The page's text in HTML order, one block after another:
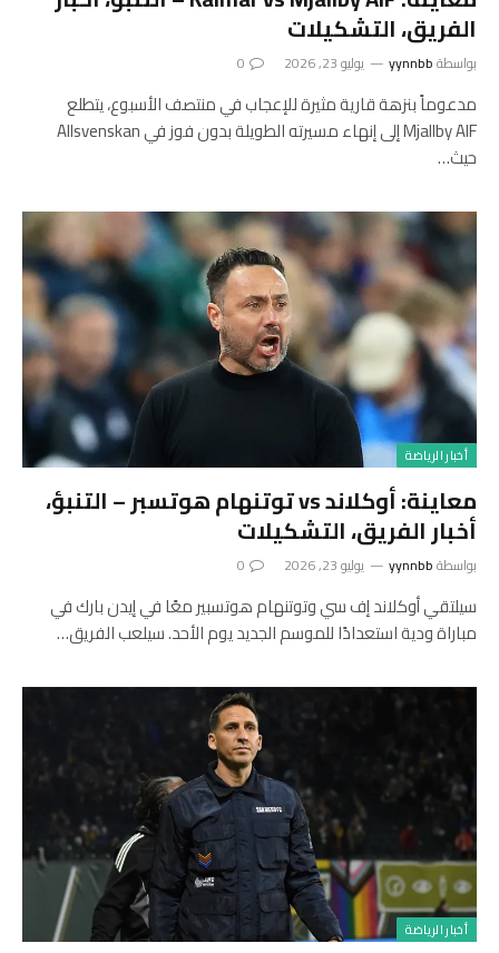
الفريق، التشكيلات
بواسطةyynnbb يوليو 23, 2026 0
مدعوماً بنزهة قارية مثيرة للإعجاب في منتصف الأسبوع، يتطلع
Mjallby AIF إلى إنهاء مسيرته الطويلة بدون فوز في Allsvenskan
حيث…
أخبار الرياضة
معاينة: أوكلاند vs توتنهام هوتسبر – التنبؤ،
أخبار الفريق، التشكيلات
بواسطةyynnbb يوليو 23, 2026 0
سيلتقي أوكلاند إف سي وتوتنهام هوتسبير معًا في إيدن بارك في
مباراة ودية استعدادًا للموسم الجديد يوم الأحد. سيلعب الفريق…
أخبار الرياضة